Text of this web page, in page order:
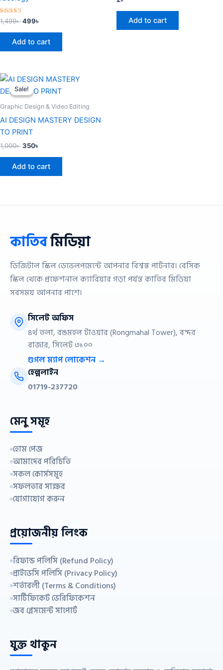
Rated
4.50
out of 5
1,499৳499৳
Add to cart
Add to cart
Sale!
Sale!
Graphic Design & Video Editing
AI DESIGN MASTERY DESIGN
TO PRINT
1,000৳
Original
price
was:
350৳
Current
is:
Add to cart
কাতিবমিডিয়া
ডিজিটাল স্কিল ডেভেলপমেন্টে আপনার বিশ্বস্ত পার্টনার। বেসিক
স্কিল থেকে প্রফেশনাল ক্যারিয়ার গড়া পর্যন্ত কাতিব মিডিয়া
সবসময় আপনার পাশে।
সিলেট অফিস
৪র্থ তলা, রঙমহল টাওয়ার (Rongmahal Tower), বন্দর
বাজার, সিলেট ৩১০০
গুগল ম্যাপ লোকেশন →
হেল্পলাইন
01719-237720
মেনু সমূহ
হোম পেজ
আমাদের পরিচিতি
সকল কোর্সসমূহ
সফলতার সাক্ষর
যোগাযোগ করুন
প্রয়োজনীয় লিংক
রিফান্ড পলিসি (Refund Policy)
প্রাইভেসি পলিসি (Privacy Policy)
শর্তাবলী (Terms & Conditions)
সার্টিফিকেট ভেরিফিকেশন
জব প্লেসমেন্ট সাপোর্ট
যুক্ত থাকুন